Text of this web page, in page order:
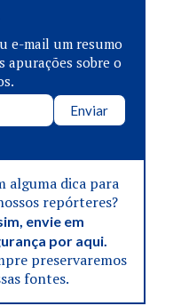
e-mail um resumo
apurações sobre o
Enviar
alguma dica para
repórteres?
envie em
por aqui.
preservaremos
fontes.